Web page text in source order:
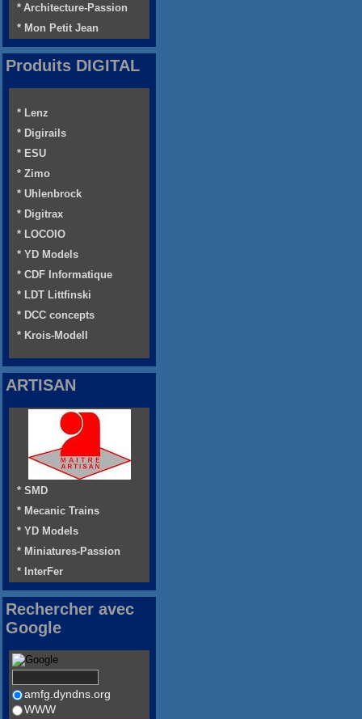
* Architecture-Passion
* Mon Petit Jean
Produits DIGITAL
* Lenz
* Digirails
* ESU
* Zimo
* Uhlenbrock
* Digitrax
* LOCOIO
* YD Models
* CDF Informatique
* LDT Littfinski
* DCC concepts
* Krois-Modell
ARTISAN
* SMD
* Mecanic Trains
* YD Models
* Miniatures-Passion
* InterFer
Rechercher avec
Google
amfg.dyndns.org
WWW